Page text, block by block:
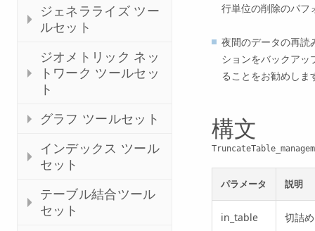
ジェネラライズ ツー
ルセット
ジオメトリック ネッ
トワーク ツールセッ
ト
グラフ ツールセット
インデックス ツール
セット
テーブル結合ツール
セット
行単位の削除のパフ
夜間のデータの再読
ションをバックアッ
ることをお勧めしま
構文
パラメータ 説明
in_table 切詰